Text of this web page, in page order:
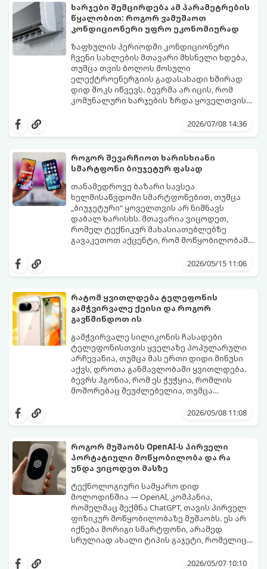
ხარჯები შემცირდება ამ პარამეტრების
წყალობით: როგორ ვამუშაოთ
კონდიციონერი უფრო ეკონომიურად
ზაფხულის პერიოდში კონდიციონერი
ჩვენი სახლების მთავარი მხსნელი ხდება,
თუმცა თვის ბოლოს მოსული
ელექტროენერგიის გადასახადი ხშირად
დიდ შოკს იწვევს. ბევრმა არ იცის, რომ
კომუნალური ხარჯების ზრდა ყოველთვის
მიზეზი მისი არასწორი ექსპლუატაცია და
პარამეტრი, რომლებიც დაგეხმარებათ
ბიუჯეტი.
გთავაზობთ ეკონომიური მუშაობის
მთავარ ხრიკებს:
2026/07/08 14:36
როგორ შევარჩიოთ ხარისხიანი
სმარტფონი ბიუჯეტურ ფასად
თანამედროვე ბაზარი სავსეა
ხელმისაწვდომი სმარტფონებით, თუმცა
„ბიუჯეტური“ ყოველთვის არ ნიშნავს
დაბალ ხარისხს. მთავარია ვიცოდეთ,
რომელ ტექნიკურ მახასიათებლებზე
გავაკეთოთ აქცენტი, რომ მოწყობილობამ
2026/05/15 11:06
რატომ ყვითლდება ტელეფონის
გამჭვირვალე ქეისი და როგორ
გავწმინდოთ ის
გამჭვირვალე სილიკონის ჩასადები
ტელეფონისთვის ყველაზე პოპულარული
არჩევანია, თუმცა მას ერთი დიდი მინუსი
აქვს, დროთა განმავლობაში ყვითლდება.
ბევრს ჰგონია, რომ ეს ჭუჭყია, რომლის
მოშორებაც შეუძლებელია, თუმცა
პირვანდელ სახეს დაუბრუნებს.2026/05/08 11:08
როგორ მუშაობს OpenAI-ს პირველი
პორტატიული მოწყობილობა და რა
უნდა ვიცოდეთ მასზე
ტექნოლოგიური სამყარო დიდ
მოლოდინშია — OpenAI, კომპანია,
რომელმაც შექმნა ChatGPT, თავის პირველ
ფიზიკურ მოწყობილობაზე მუშაობს. ეს არ
იქნება მორიგი სმარტფონი, არამედ
სრულიად ახალი ტიპის გაჯეტი, რომელიც
დეტალებია ცნობილი ამ მოწყობილობის
2026/05/07 10:10